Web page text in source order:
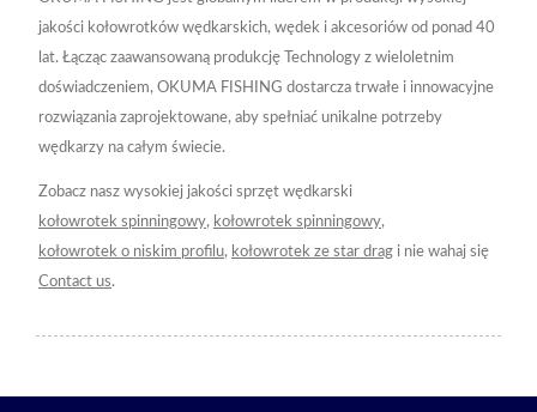
jakości kołowrotków wędkarskich, wędek i akcesoriów od ponad 40
lat. Łącząc zaawansowaną produkcję Technology z wieloletnim
doświadczeniem, OKUMA FISHING dostarcza trwałe i innowacyjne
rozwiązania zaprojektowane, aby spełniać unikalne potrzeby
wędkarzy na całym świecie.
Zobacz nasz wysokiej jakości sprzęt wędkarski
kołowrotek spinningowy, kołowrotek spinningowy,
kołowrotek o niskim profilu, kołowrotek ze star drag i nie wahaj się
Contact us.